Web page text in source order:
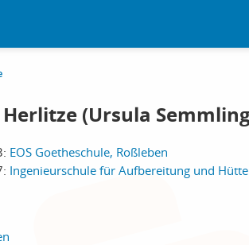
(Ursula
EOS Goetheschule, Roßleben
Ingenieurschule für Aufbereitung und